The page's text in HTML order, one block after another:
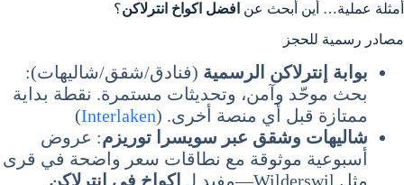
أمثلة عملية… أين أبحث عن افضل اكواخ انترلاكن؟
مصادر رسمية للحجز
بوابة إنترلاكن الرسمية (فنادق/شقق/شاليهات):
بحث موحّد وآمن، وتحديثات مستمرة. نقطة بداية
ممتازة قبل أي منصة أخرى. (Interlaken
)
شاليهات وشقق عبر سويسرا توريزم: عروض
أسبوعية موثوقة مع نطاقات سعر واضحة في قرى
مثل Wilderswil—مفيد لـ
اكواخ في انترلاكن